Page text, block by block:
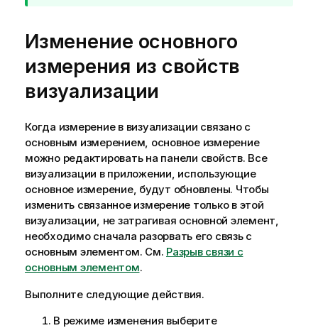
ч
а
н
е
п
о
д
с
к
а
з
к
е
Изменение основного
измерения из свойств
визуализации
Когда измерение в визуализации связано с
основным измерением, основное измерение
можно редактировать на панели свойств. Все
визуализации в приложении, использующие
основное измерение, будут обновлены. Чтобы
изменить связанное измерение только в этой
визуализации, не затрагивая основной элемент,
необходимо сначала разорвать его связь с
основным элементом. См. Разрыв связи с
основным элементом.
Выполните следующие действия.
В режиме изменения выберите